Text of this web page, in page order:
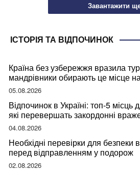
Завантажити
ІСТОРІЯ ТА ВІДПОЧИНОК
Країна без узбережжя вразила
мандрівники обирають це місце
05.08.2026
Відпочинок в Україні: топ-5 місць
які перевершать закордонні
04.08.2026
Необхідні перевірки для безпеки
перед відправленням у подорож
02.08.2026